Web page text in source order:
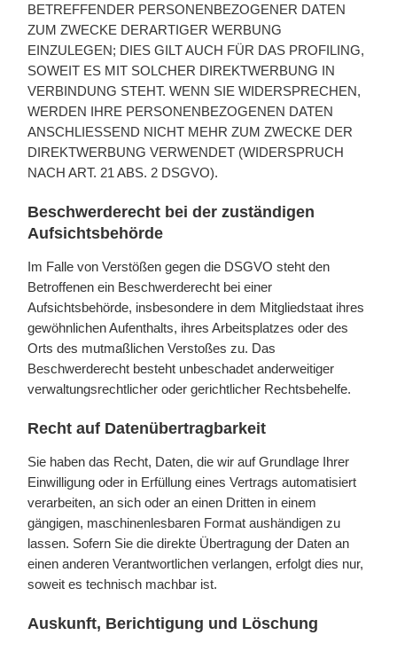
BETREFFENDER PERSONENBEZOGENER DATEN
ZUM ZWECKE DERARTIGER WERBUNG
EINZULEGEN; DIES GILT AUCH FÜR DAS PROFILING,
SOWEIT ES MIT SOLCHER DIREKTWERBUNG IN
VERBINDUNG STEHT. WENN SIE WIDERSPRECHEN,
WERDEN IHRE PERSONENBEZOGENEN DATEN
ANSCHLIESSEND NICHT MEHR ZUM ZWECKE DER
DIREKTWERBUNG VERWENDET (WIDERSPRUCH
NACH ART. 21 ABS. 2 DSGVO).
Beschwerde­recht bei der zuständigen
Aufsichts­behörde
Im Falle von Verstößen gegen die DSGVO steht den
Betroffenen ein Beschwerderecht bei einer
Aufsichtsbehörde, insbesondere in dem Mitgliedstaat ihres
gewöhnlichen Aufenthalts, ihres Arbeitsplatzes oder des
Orts des mutmaßlichen Verstoßes zu. Das
Beschwerderecht besteht unbeschadet anderweitiger
verwaltungsrechtlicher oder gerichtlicher Rechtsbehelfe.
Recht auf Daten­übertrag­barkeit
Sie haben das Recht, Daten, die wir auf Grundlage Ihrer
Einwilligung oder in Erfüllung eines Vertrags automatisiert
verarbeiten, an sich oder an einen Dritten in einem
gängigen, maschinenlesbaren Format aushändigen zu
lassen. Sofern Sie die direkte Übertragung der Daten an
einen anderen Verantwortlichen verlangen, erfolgt dies nur,
soweit es technisch machbar ist.
Auskunft, Berichtigung und Löschung